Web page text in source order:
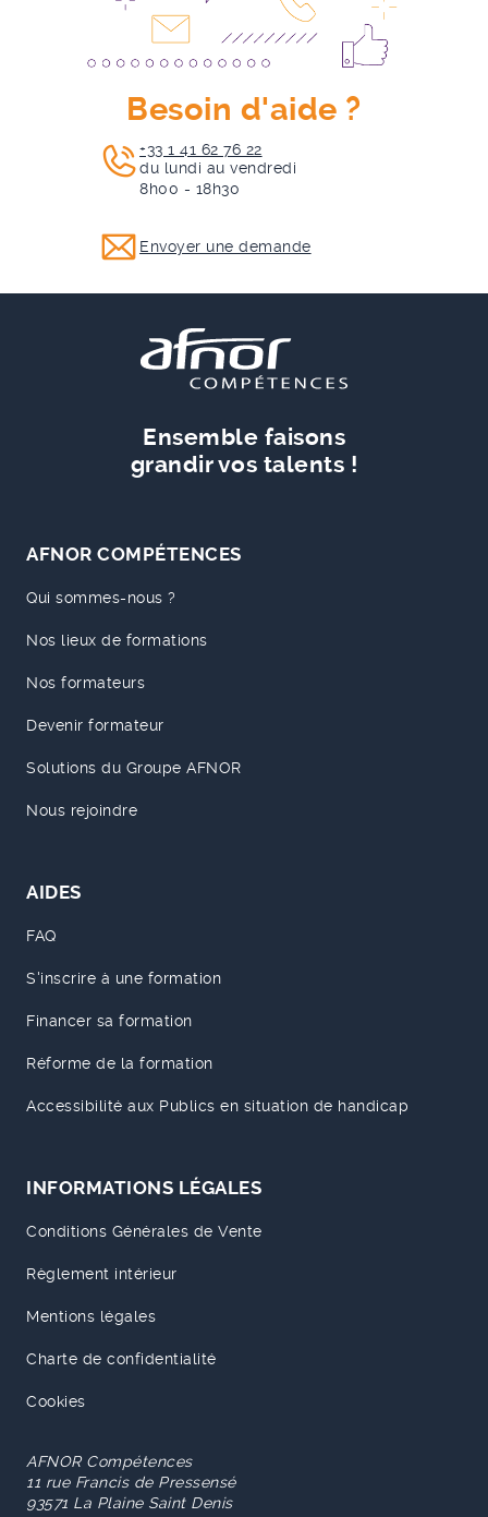
Besoin d'aide ?
+33 1 41 62 76 22
du lundi au vendredi
8h00 - 18h30
Envoyer une demande
Ensemble faisons
grandir vos talents !
AFNOR COMPÉTENCES
Qui sommes-nous ?
Nos lieux de formations
Nos formateurs
Devenir formateur
Solutions du Groupe AFNOR
Nous rejoindre
AIDES
FAQ
S'inscrire à une formation
Financer sa formation
Réforme de la formation
Accessibilité aux Publics en situation de handicap
INFORMATIONS LÉGALES
Conditions Générales de Vente
Règlement intérieur
Mentions légales
Charte de confidentialité
Cookies
AFNOR Compétences
11 rue Francis de Pressensé
93571 La Plaine Saint Denis